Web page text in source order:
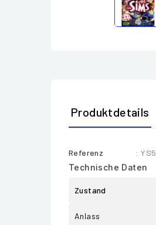
Produktdetails
Referenz
:
Technische Daten
Zustand
Anlass